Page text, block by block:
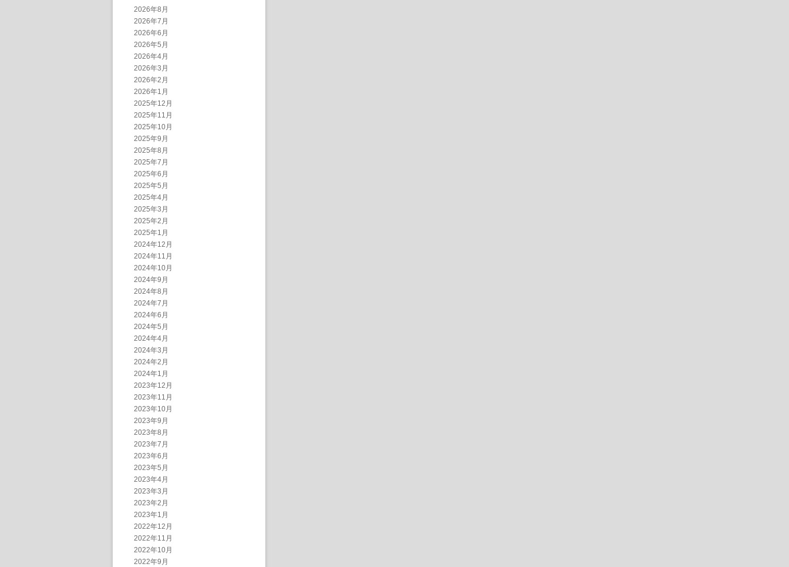
2026年8月
2026年7月
2026年6月
2026年5月
2026年4月
2026年3月
2026年2月
2026年1月
2025年12月
2025年11月
2025年10月
2025年9月
2025年8月
2025年7月
2025年6月
2025年5月
2025年4月
2025年3月
2025年2月
2025年1月
2024年12月
2024年11月
2024年10月
2024年9月
2024年8月
2024年7月
2024年6月
2024年5月
2024年4月
2024年3月
2024年2月
2024年1月
2023年12月
2023年11月
2023年10月
2023年9月
2023年8月
2023年7月
2023年6月
2023年5月
2023年4月
2023年3月
2023年2月
2023年1月
2022年12月
2022年11月
2022年10月
2022年9月